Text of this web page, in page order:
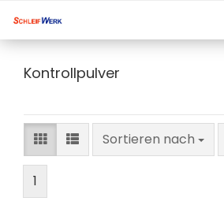
Kontrollpulver
Sortieren nach
Sortieren nach
1